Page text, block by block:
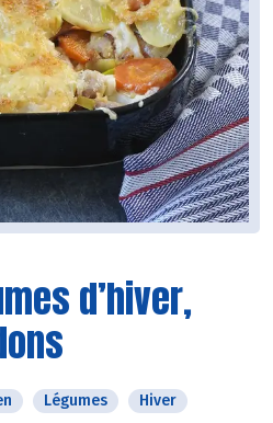
d’hiver,
Légumes Hiver